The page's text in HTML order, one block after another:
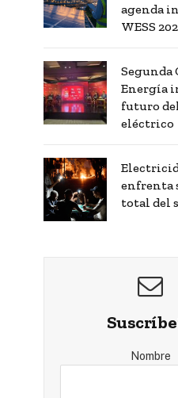
agenda
WESS
Segunda
Energía
futuro
eléctrico
enfrenta
total del
Nombre